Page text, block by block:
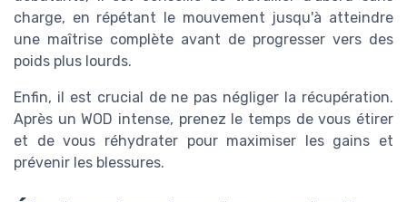
poids plus lourds.
Enfin, il est crucial de ne pas négliger la récupération.
Après un WOD intense, prenez le temps de vous étirer
et de vous réhydrater pour maximiser les gains et
prévenir les blessures.
Études et recherches sur le db